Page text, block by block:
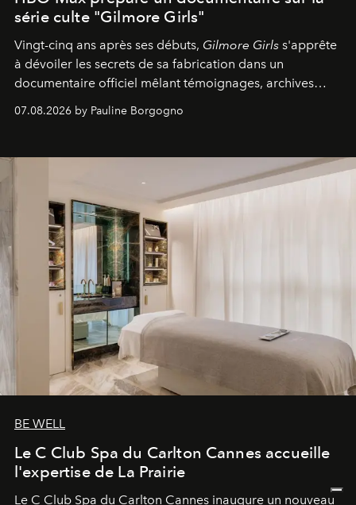
série culte "Gilmore Girls"
Vingt-cinq ans après ses débuts, Gilmore Girls s'apprête
à dévoiler les secrets de sa fabrication dans un
documentaire officiel mêlant témoignages, archives
inédites et plongée dans les coulisses d'un phénomène
générationnel.
07.08.2026 by Pauline Borgogno
BE WELL
Le C Club Spa du Carlton Cannes accueille
l'expertise de La Prairie
Le C Club Spa du Carlton Cannes inaugure un nouveau